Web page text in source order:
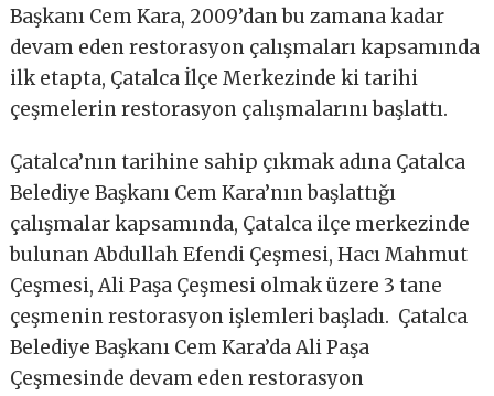
Başkanı Cem Kara, 2009’dan bu zamana kadar
devam eden restorasyon çalışmaları kapsamında
ilk etapta, Çatalca İlçe Merkezinde ki tarihi
çeşmelerin restorasyon çalışmalarını başlattı.
Çatalca’nın tarihine sahip çıkmak adına Çatalca
Belediye Başkanı Cem Kara’nın başlattığı
çalışmalar kapsamında, Çatalca ilçe merkezinde
bulunan Abdullah Efendi Çeşmesi, Hacı Mahmut
Çeşmesi, Ali Paşa Çeşmesi olmak üzere 3 tane
çeşmenin restorasyon işlemleri başladı. Çatalca
Belediye Başkanı Cem Kara’da Ali Paşa
Çeşmesinde devam eden restorasyon